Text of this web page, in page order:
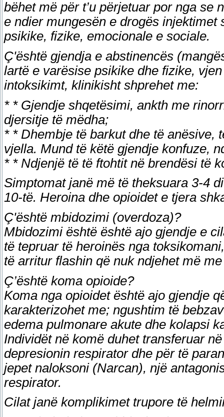
bëhet më për t’u përjetuar por nga se
e ndier mungesën e drogës
psikike, fizike, emocionale e sociale.
Ç'është gjendja e abstinencës
lartë e varësise psikike dhe fizike,
intoksikimt, klinikisht shprehet me:
* * Gjendje shqetësimi, ankth me
djersitje të mëdha;
* * Dhembje të barkut dhe të anësive,
vjella. Mund të këtë gjendje konfuze,
* * Ndjenjë të të ftohtit në brendësi të
Simptomat janë më të theksuara 3-4
10-të. Heroina dhe opioidet e tjera
Ç'është mbidozimi (overdoza)?
Mbidozimi është është ajo gjendje e
të tepruar të heroinës nga
të arritur flashin që nuk ndjehet më
Ç’është koma opioide?
Koma nga opioidet është ajo gjendje
karakterizohet me; ngushtim të
edema pulmonare akute dhe kolapsi
Individët në komë duhet transferuar
depresionin respirator dhe për të
jepet naloksoni (Narcan), një
respirator.
Cilat janë komplikimet trupore të